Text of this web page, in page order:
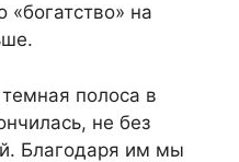
на
полоса в
не без
Благодаря им мы